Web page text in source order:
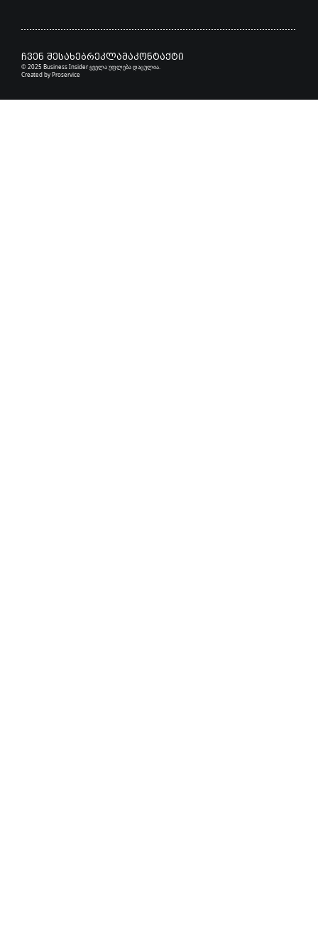
ჩვენ შესახებრეკლამაკონტაქტი
© 2025 Business Insider ყველა უფლება დაცულია.
Created by Proservice